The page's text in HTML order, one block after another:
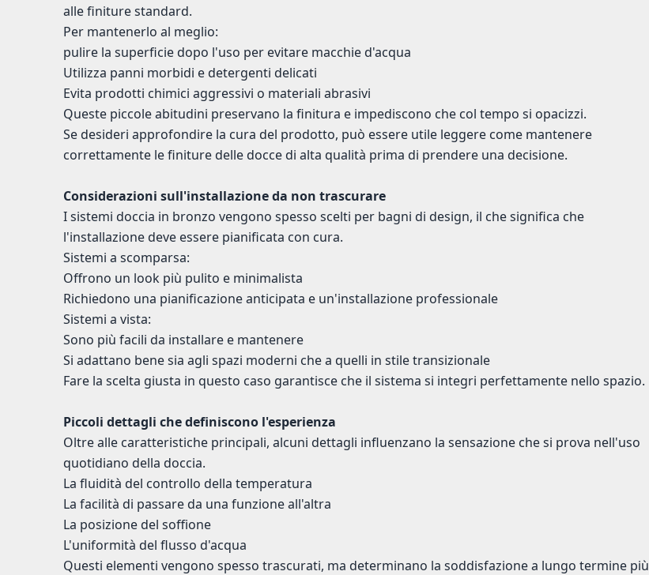
alle finiture standard.
Per mantenerlo al meglio:
pulire la superficie dopo l'uso per evitare macchie d'acqua
Utilizza panni morbidi e detergenti delicati
Evita prodotti chimici aggressivi o materiali abrasivi
Queste piccole abitudini preservano la finitura e impediscono che col tempo si opacizzi.
Se desideri approfondire la cura del prodotto, può essere utile leggere come mantenere
correttamente le finiture delle docce di alta qualità prima di prendere una decisione.
Considerazioni sull'installazione da non trascurare
I sistemi doccia in bronzo vengono spesso scelti per bagni di design, il che significa che
l'installazione deve essere pianificata con cura.
Sistemi a scomparsa:
Offrono un look più pulito e minimalista
Richiedono una pianificazione anticipata e un'installazione professionale
Sistemi a vista:
Sono più facili da installare e mantenere
Si adattano bene sia agli spazi moderni che a quelli in stile transizionale
Fare la scelta giusta in questo caso garantisce che il sistema si integri perfettamente nello spazio.
Piccoli dettagli che definiscono l'esperienza
Oltre alle caratteristiche principali, alcuni dettagli influenzano la sensazione che si prova nell'uso
quotidiano della doccia.
La fluidità del controllo della temperatura
La facilità di passare da una funzione all'altra
La posizione del soffione
L'uniformità del flusso d'acqua
Questi elementi vengono spesso trascurati, ma determinano la soddisfazione a lungo termine più